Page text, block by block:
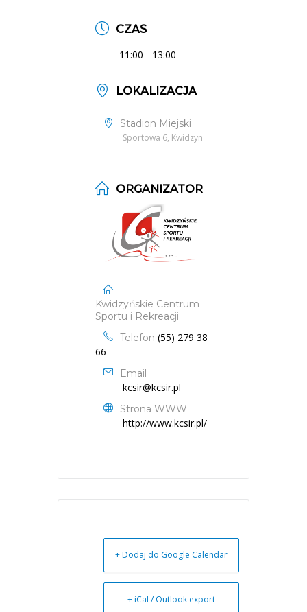
CZAS
11:00 - 13:00
LOKALIZACJA
Stadion Miejski
Sportowa 6, Kwidzyn
ORGANIZATOR
Kwidzyńskie Centrum
Sportu i Rekreacji
Telefon (55) 279 38
66
Email
kcsir@kcsir.pl
Strona WWW
http://www.kcsir.pl/
+ Dodaj do Google Calendar
+ iCal / Outlook export